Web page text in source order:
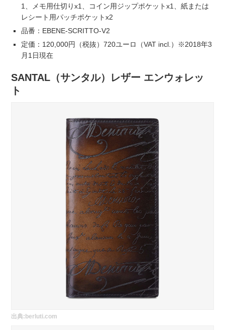
1、メモ用仕切りx1、コイン用ジップポケットx1、紙または
レシート用パッチポケットx2
品番：EBENE-SCRITTO-V2
定価：120,000円（税抜）720ユーロ（VAT incl.）※2018年3
月1日現在
SANTAL（サンタル）レザー エンウォレッ
ト
出典: berluti.com